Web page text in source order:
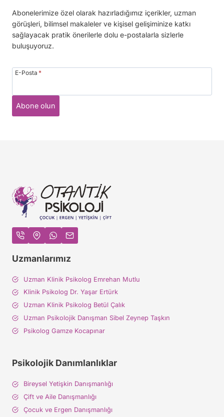
Abonelerimize özel olarak hazırladığımız içerikler, uzman
görüşleri, bilimsel makaleler ve kişisel gelişiminize katkı
sağlayacak pratik önerilerle dolu e-postalarla sizlerle
buluşuyoruz.
E-Posta *
Abone olun
Uzmanlarımız
Uzman Klinik Psikolog Emrehan Mutlu
Klinik Psikolog Dr. Yaşar Ertürk
Uzman Klinik Psikolog Betül Çalık
Uzman Psikolojik Danışman Sibel Zeynep Taşkın
Psikolog Gamze Kocapınar
Psikolojik Danımlanlıklar
Bireysel Yetişkin Danışmanlığı
Çift ve Aile Danışmanlığı
Çocuk ve Ergen Danışmanlığı